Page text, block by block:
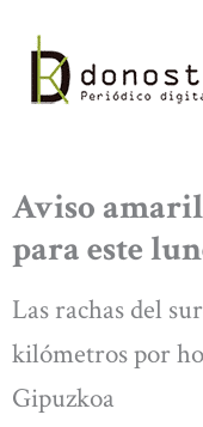
contenido
Aviso
para este
Las rachas del
kilómetros por
Gipuzkoa